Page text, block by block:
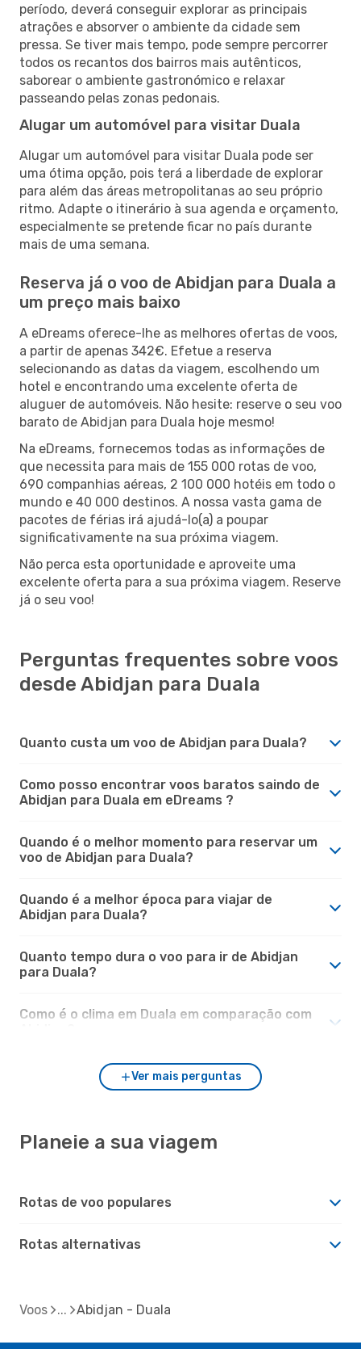
período, deverá conseguir explorar as principais
atrações e absorver o ambiente da cidade sem
pressa. Se tiver mais tempo, pode sempre percorrer
todos os recantos dos bairros mais autênticos,
saborear o ambiente gastronómico e relaxar
passeando pelas zonas pedonais.
Alugar um automóvel para visitar Duala
Alugar um automóvel para visitar Duala pode ser
uma ótima opção, pois terá a liberdade de explorar
para além das áreas metropolitanas ao seu próprio
ritmo. Adapte o itinerário à sua agenda e orçamento,
especialmente se pretende ficar no país durante
mais de uma semana.
Reserva já o voo de Abidjan para Duala a
um preço mais baixo
A eDreams oferece-lhe as melhores ofertas de voos,
a partir de apenas 342€. Efetue a reserva
selecionando as datas da viagem, escolhendo um
hotel e encontrando uma excelente oferta de
aluguer de automóveis. Não hesite: reserve o seu voo
barato de Abidjan para Duala hoje mesmo!
Na eDreams, fornecemos todas as informações de
que necessita para mais de 155 000 rotas de voo,
690 companhias aéreas, 2 100 000 hotéis em todo o
mundo e 40 000 destinos. A nossa vasta gama de
pacotes de férias irá ajudá-lo(a) a poupar
significativamente na sua próxima viagem.
Não perca esta oportunidade e aproveite uma
excelente oferta para a sua próxima viagem. Reserve
já o seu voo!
Perguntas frequentes sobre voos
desde Abidjan para Duala
Quanto custa um voo de Abidjan para Duala?
Como posso encontrar voos baratos saindo de
Abidjan para Duala em eDreams ?
Quando é o melhor momento para reservar um
voo de Abidjan para Duala?
Quando é a melhor época para viajar de
Abidjan para Duala?
Quanto tempo dura o voo para ir de Abidjan
para Duala?
Como é o clima em Duala em comparação com
Ver mais perguntas
Planeie a sua viagem
Rotas de voo populares
Rotas alternativas
Voos Abidjan - Duala